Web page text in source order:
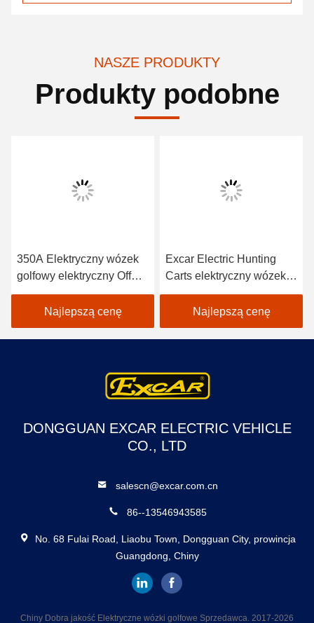
NASZE PRODUKTY
Produkty podobne
350A Elektryczny wózek
golfowy elektryczny Off
Road Buggy elektryczny
wózek golfowy z napędem
na 4 koła
Najlepszą cenę
Excar Electric Hunting
Carts elektryczny wózek
golfowy do polowań
myśliwskich wózków
golfowych
Najlepszą cenę
DONGGUAN EXCAR ELECTRIC VEHICLE
CO., LTD
salescn@excar.com.cn
86--13546943585
No. 68 Fulai Road, Liaobu Town, Dongguan City, prowincja
Guangdong, Chiny
Chiny Dobra jakość Elektryczne wózki golfowe Sprzedawca. 2017-2026